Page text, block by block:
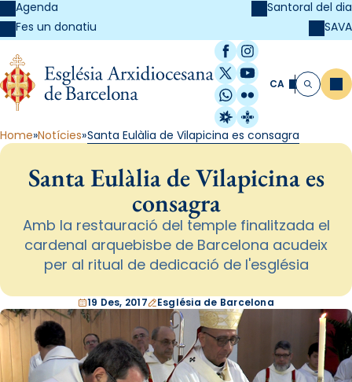
Agenda
Fes un donatiu
Santoral del dia
SAVA
Facebook
Instagram
X / Twitter
YouTube
WhatsApp
Flickr
Radio Estel
Catalunya
CA Cerca
Home Notícies Santa Eulàlia de Vilapicina es consagra
Santa Eulàlia de Vilapicina es
consagra
Amb la restauració del temple finalitzada el
cardenal arquebisbe de Barcelona acudeix
per al ritual de dedicació de l'església
19 Des, 2017 Església de Barcelona